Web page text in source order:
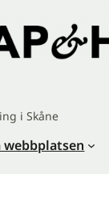
i Skåne
webbplatsen